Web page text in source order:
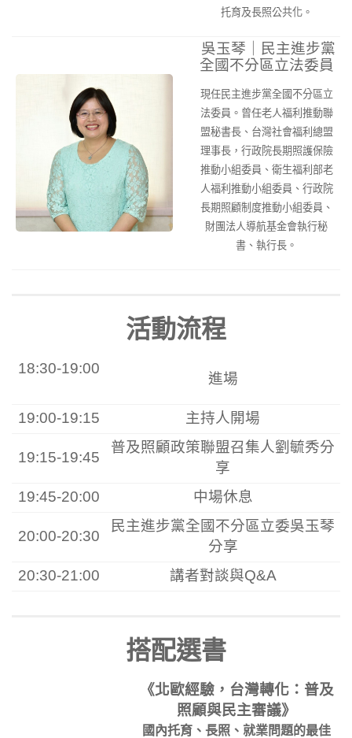
托育及長照公共化。
吳玉琴｜民主進步黨
全國不分區立法委員
現任民主進步黨全國不分區立
法委員。曾任老人福利推動聯
盟秘書長、台灣社會福利總盟
理事長，行政院長期照護保險
推動小組委員、衛生福利部老
人福利推動小組委員、行政院
長期照顧制度推動小組委員、
財團法人導航基金會執行秘
書、執行長。
活動流程
18:30-19:00
進場
19:00-19:15 主持人開場
19:15-19:45
普及照顧政策聯盟召集人劉毓秀分
享
19:45-20:00
中場休息
20:00-20:30
民主進步黨全國不分區立委吳玉琴
分享
20:30-21:00
講者對談與Q&A
搭配選書
《北歐經驗，台灣轉化：普及
照顧與民主審議》
國內托育、長照、就業問題的最佳